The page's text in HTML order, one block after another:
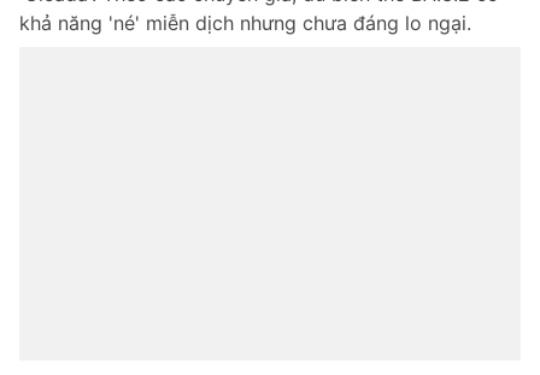
khả năng 'né' miễn dịch nhưng chưa đáng lo ngại.